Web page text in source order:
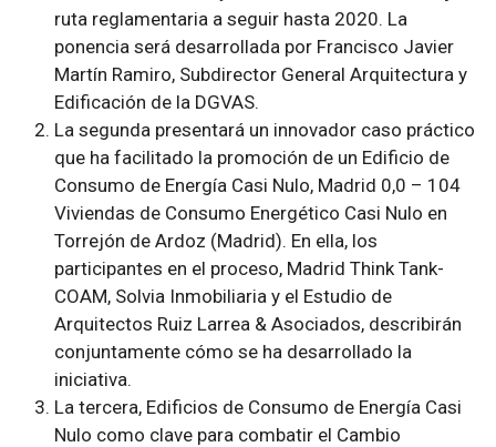
ruta reglamentaria a seguir hasta 2020. La
ponencia será desarrollada por Francisco Javier
Martín Ramiro, Subdirector General Arquitectura y
Edificación de la DGVAS.
La segunda presentará un innovador caso práctico
que ha facilitado la promoción de un Edificio de
Consumo de Energía Casi Nulo, Madrid 0,0 – 104
Viviendas de Consumo Energético Casi Nulo en
Torrejón de Ardoz (Madrid). En ella, los
participantes en el proceso, Madrid Think Tank-
COAM, Solvia Inmobiliaria y el Estudio de
Arquitectos Ruiz Larrea & Asociados, describirán
conjuntamente cómo se ha desarrollado la
iniciativa.
La tercera, Edificios de Consumo de Energía Casi
Nulo como clave para combatir el Cambio